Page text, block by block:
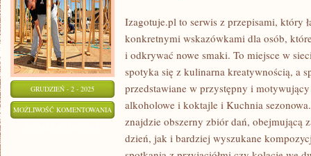
GRUDZIEŃ - 2 - 2025
MOŻLIWOŚĆ KOMENTOWANIA DESERY
KUCHNIA
Izagotuje.pl to serwis z przepisami, który
konkretnymi wskazówkami dla osób,
i odkrywać nowe smaki. To miejsce w
spotyka się z kulinarna kreatywnością, a
przedstawiane w przystępny i
alkoholowe i koktajle i Kuchnia
znajdzie obszerny zbiór dań, obejmującą
dzień, jak i bardziej wyszukane